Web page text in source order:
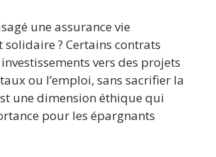
une assurance vie
solidaire ? Certains contrats
vers des projets
ou l’emploi, sans sacrifier la
une dimension éthique qui
pour les épargnants